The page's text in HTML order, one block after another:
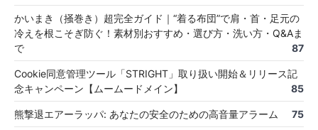
かいまき（掻巻き）超完全ガイド｜“着る布団”で肩・首・足元の
冷えを根こそぎ防ぐ！素材別おすすめ・選び方・洗い方・Q&Aま
で
87
Cookie同意管理ツール「STRIGHT」取り扱い開始＆リリース記
念キャンペーン【ムームードメイン】
85
熊撃退エアーラッパ: あなたの安全のための高音量アラーム 75